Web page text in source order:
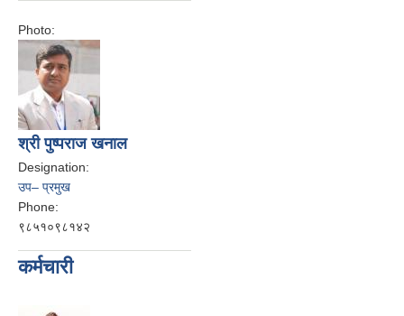
Photo:
श्री पुष्पराज खनाल
Designation:
उप– प्रमुख
Phone:
९८५१०९८१४२
कर्मचारी